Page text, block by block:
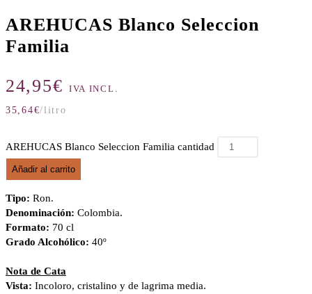
AREHUCAS Blanco Seleccion
Familia
24,95€ IVA INCL.
35,64€/litro
AREHUCAS Blanco Seleccion Familia cantidad
Añadir al carrito
Tipo: Ron.
Denominación: Colombia.
Formato: 70 cl
Grado Alcohólico: 40º
Nota de Cata
Vista: Incoloro, cristalino y de lagrima media.